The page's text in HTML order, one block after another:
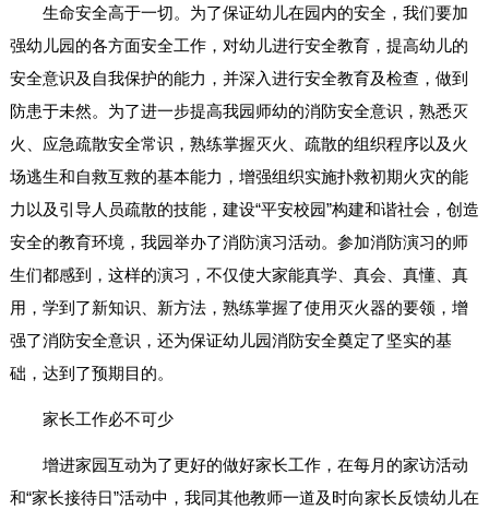
生命安全高于一切。为了保证幼儿在园内的安全，我们要加
强幼儿园的各方面安全工作，对幼儿进行安全教育，提高幼儿的
安全意识及自我保护的能力，并深入进行安全教育及检查，做到
防患于未然。为了进一步提高我园师幼的消防安全意识，熟悉灭
火、应急疏散安全常识，熟练掌握灭火、疏散的组织程序以及火
场逃生和自救互救的基本能力，增强组织实施扑救初期火灾的能
力以及引导人员疏散的技能，建设“平安校园”构建和谐社会，创造
安全的教育环境，我园举办了消防演习活动。参加消防演习的师
生们都感到，这样的演习，不仅使大家能真学、真会、真懂、真
用，学到了新知识、新方法，熟练掌握了使用灭火器的要领，增
强了消防安全意识，还为保证幼儿园消防安全奠定了坚实的基
础，达到了预期目的。
家长工作必不可少
增进家园互动为了更好的做好家长工作，在每月的家访活动
和“家长接待日”活动中，我同其他教师一道及时向家长反馈幼儿在